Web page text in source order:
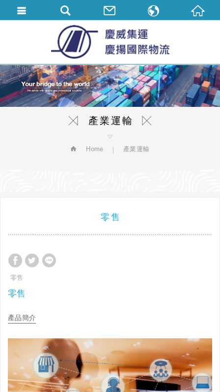
產業運輸
Home 產業運輸
零售
零售
零售
產品簡介
繁體中文
English
简体中文